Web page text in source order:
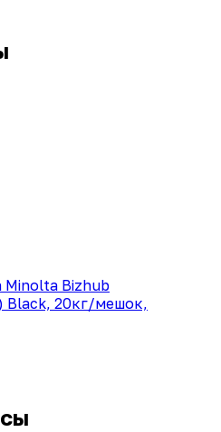
Minolta Bizhub
Black, 20кг/мешок,